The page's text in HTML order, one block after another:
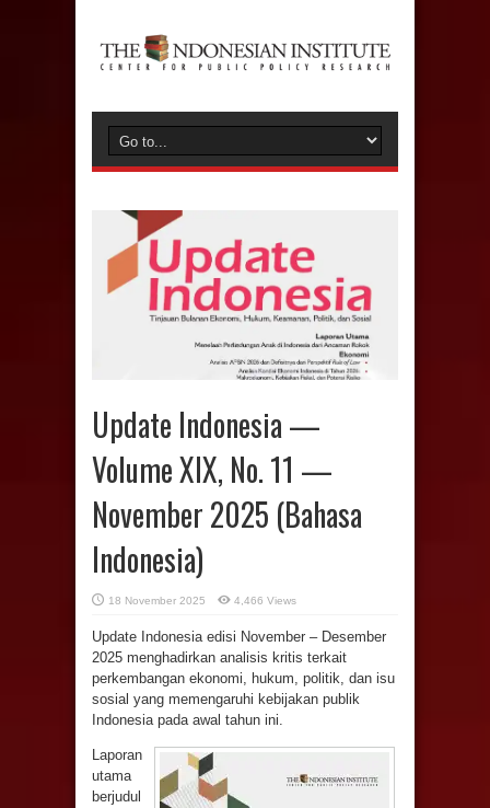
Update Indonesia —
Volume XIX, No. 11 —
November 2025 (Bahasa
Indonesia)
18 November 2025 4,466 Views
Update Indonesia edisi November – Desember
2025 menghadirkan analisis kritis terkait
perkembangan ekonomi, hukum, politik, dan isu
sosial yang memengaruhi kebijakan publik
Indonesia pada awal tahun ini.
Laporan
utama
berjudul